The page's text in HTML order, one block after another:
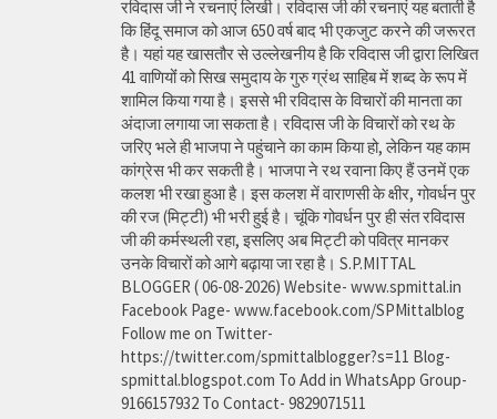
रविदास जी ने रचनाएं लिखी। रविदास जी की रचनाएं यह बताती है
कि हिंदू समाज को आज 650 वर्ष बाद भी एकजुट करने की जरूरत
है। यहां यह खासतौर से उल्लेखनीय है कि रविदास जी द्वारा लिखित
41 वाणियोंं को सिख समुदाय के गुरु ग्रंथ साहिब में शब्द के रूप में
शामिल किया गया है। इससे भी रविदास के विचारों की मानता का
अंदाजा लगाया जा सकता है। रविदास जी के विचारों को रथ के
जरिए भले ही भाजपा ने पहुंचाने का काम किया हो, लेकिन यह काम
कांग्रेस भी कर सकती है। भाजपा ने रथ रवाना किए हैं उनमें एक
कलश भी रखा हुआ है। इस कलश में वाराणसी के क्षीर, गोवर्धन पुर
की रज (मिट्टी) भी भरी हुई है। चूंकि गोवर्धन पुर ही संत रविदास
जी की कर्मस्थली रहा, इसलिए अब मिट्टी को पवित्र मानकर
उनके विचारों को आगे बढ़ाया जा रहा है। S.P.MITTAL
BLOGGER ( 06-08-2026) Website- www.spmittal.in
Facebook Page- www.facebook.com/SPMittalblog
Follow me on Twitter-
https://twitter.com/spmittalblogger?s=11 Blog-
spmittal.blogspot.com To Add in WhatsApp Group-
9166157932 To Contact- 9829071511